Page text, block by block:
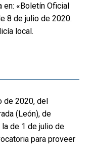
en: «Boletín Oficial
8 de julio de 2020.
local.
de 2020, del
(León), de
de 1 de julio de
para proveer